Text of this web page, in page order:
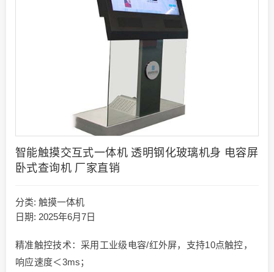
智能触摸交互式一体机 透明钢化玻璃机身 电容屏
卧式查询机 厂家直销
分类: 触摸一体机
日期: 2025年6月7日
精准触控技术​​：采用工业级电容/红外屏，支持10点触控，
响应速度＜3ms；